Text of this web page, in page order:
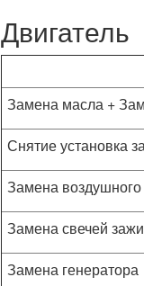
Двигатель
Замена масла +
Снятие установка
Замена
Замена свечей
Замена генератора